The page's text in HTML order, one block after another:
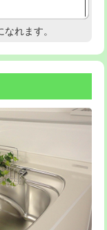
22,000円
円
円
円
円
11,000円
地調査
円
円
円
円
れます。